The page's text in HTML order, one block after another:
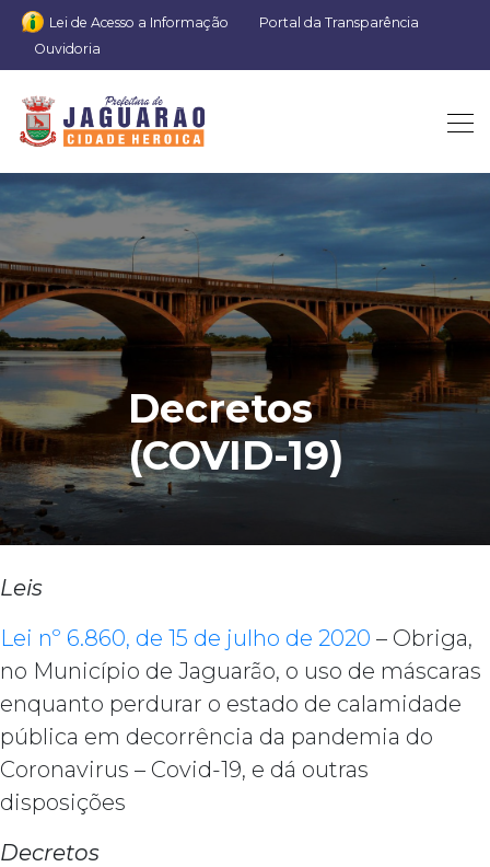
Lei de Acesso a Informação
Portal da Transparência
Ouvidoria
Decretos
(COVID-19)
Leis
Lei nº 6.860, de 15 de julho de 2020 – Obriga,
no Município de Jaguarão, o uso de máscaras
enquanto perdurar o estado de calamidade
pública em decorrência da pandemia do
Coronavirus – Covid-19, e dá outras
disposições
Decretos